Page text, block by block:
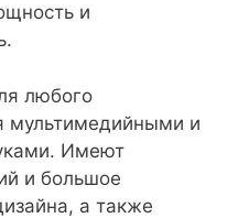
и
любого
мультимедийными и
Имеют
и большое
а также